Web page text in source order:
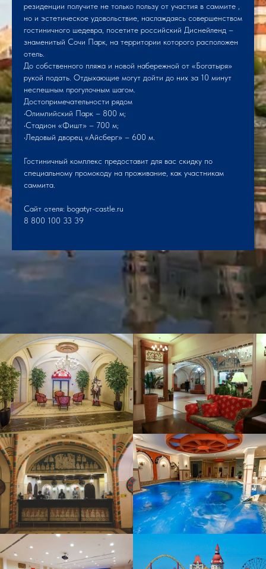
резиденции получите не только пользу от участия в саммите ,
но и эстетическое удовольствие, наслаждаясь совершенством
гостиничного шедевра, посетите российский Диснейленд –
знаменитый Сочи Парк, на территории которого расположен
отель.
До собственного пляжа и новой набережной от «Богатыря»
рукой подать. Отдыхающие могут дойти до них за 10 минут
неспешным прогулочным шагом.
Достопримечательности рядом
•Олимпийский Парк – 800 м;
•Стадион «Фишт» – 700 м;
•Ледовый дворец «Айсберг» – 600 м.
Гостиничный комплекс предоставит для вас скидку по
специальному промокоду на проживание, как участникам
саммита.
Сайт отеля: bogatyr-castle.ru
8 800 100 33 39